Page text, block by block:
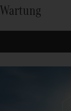
Wartung